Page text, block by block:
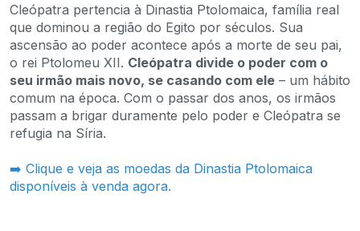
Cleópatra pertencia à Dinastia Ptolomaica, família real
que dominou a região do Egito por séculos. Sua
ascensão ao poder acontece após a morte de seu pai,
o rei Ptolomeu XII. Cleópatra divide o poder com o
seu irmão mais novo, se casando com ele – um hábito
comum na época. Com o passar dos anos, os irmãos
passam a brigar duramente pelo poder e Cleópatra se
refugia na Síria.
➡️ Clique e veja as moedas da Dinastia Ptolomaica
disponíveis à venda agora.